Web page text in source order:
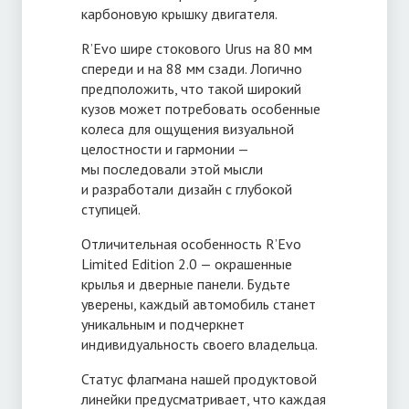
карбоновую крышку двигателя.
R’Evo шире стокового Urus на 80 мм
спереди и на 88 мм сзади. Логично
предположить, что такой широкий
кузов может потребовать особенные
колеса для ощущения визуальной
целостности и гармонии —
мы последовали этой мысли
и разработали дизайн с глубокой
ступицей.
Отличительная особенность R’Evo
Limited Edition 2.0 — окрашенные
крылья и дверные панели. Будьте
уверены, каждый автомобиль станет
уникальным и подчеркнет
индивидуальность своего владельца.
Статус флагмана нашей продуктовой
линейки предусматривает, что каждая